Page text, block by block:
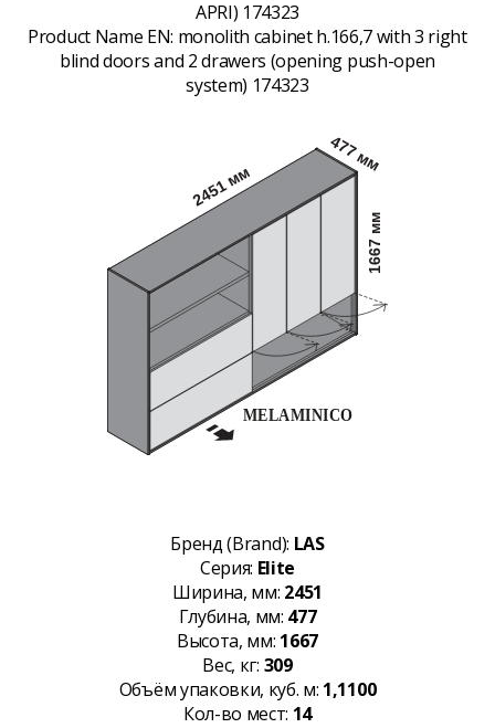
APRI) 174323
Product Name EN: monolith cabinet h.166,7 with 3 right
blind doors and 2 drawers (opening push-open
system) 174323
Бренд (Brand): LAS
Серия: Elite
Ширина, мм: 2451
Глубина, мм: 477
Высота, мм: 1667
Вес, кг: 309
Объём упаковки, куб. м: 1,1100
Кол-во мест: 14